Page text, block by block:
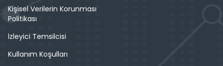
Kişisel Verilerin Korunması
Politikası
İzleyici Temsilcisi
Kullanım Koşulları